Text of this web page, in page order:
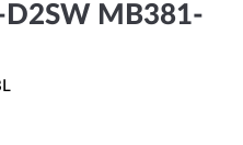
D2SW MB381-